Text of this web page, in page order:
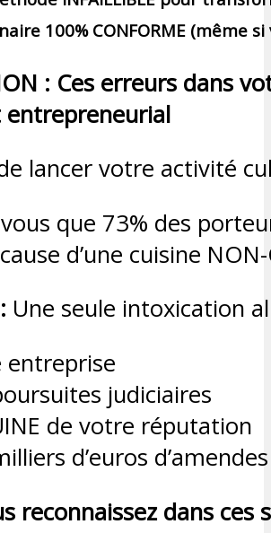
100% CONFORME (même
: Ces erreurs dans
lancer votre activité
que 73% des
d’une cuisine NON-
Une seule intoxication
entreprise
judiciaires
de votre réputation
d’euros d’amendes
reconnaissez dans ces